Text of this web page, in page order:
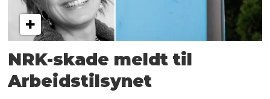
NRK-skade meldt til
Arbeidstilsynet